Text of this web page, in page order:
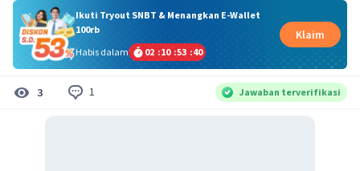
Ikuti Tryout SNBT & Menangkan E-Wallet
100rb
Habis dalam
02 :10 :53 :40
Klaim
3 1 Jawaban terverifikasi